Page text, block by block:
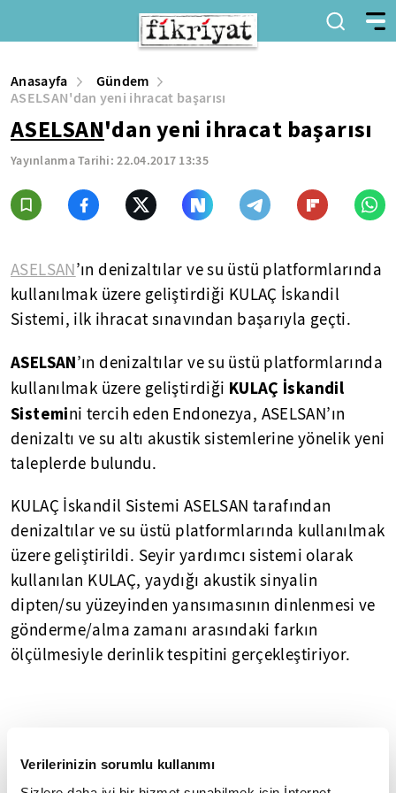
Verilerinizin sorumlu kullanımı
Anasayfa
Gündem
ASELSAN'dan yeni ihracat başarısı
ASELSAN'dan yeni ihracat başarısı
Yayınlanma Tarihi:22.04.2017 13:35
ASELSAN’ın denizaltılar ve su üstü platformlarında
kullanılmak üzere geliştirdiği KULAÇ İskandil
Sistemi, ilk ihracat sınavından başarıyla geçti.
ASELSAN’ın denizaltılar ve su üstü platformlarında
kullanılmak üzere geliştirdiği KULAÇ İskandil
Sistemini tercih eden Endonezya, ASELSAN’ın
denizaltı ve su altı akustik sistemlerine yönelik yeni
taleplerde bulundu.
KULAÇ İskandil Sistemi ASELSAN tarafından
denizaltılar ve su üstü platformlarında kullanılmak
üzere geliştirildi. Seyir yardımcı sistemi olarak
kullanılan KULAÇ, yaydığı akustik sinyalin
dipten/su yüzeyinden yansımasının dinlenmesi ve
gönderme/alma zamanı arasındaki farkın
ölçülmesiyle derinlik tespitini gerçekleştiriyor.
denizaltılarında da kullanılan KULAÇ İskandil